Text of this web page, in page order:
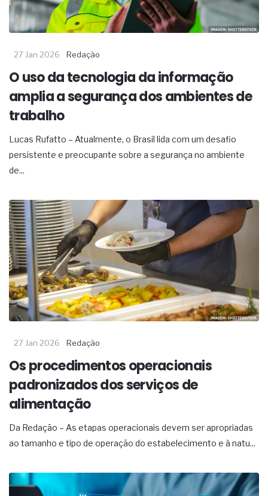
27 Jan 2026 Redação
O uso da tecnologia da informação
amplia a segurança dos ambientes de
trabalho
Lucas Rufatto – Atualmente, o Brasil lida com um desafio
persistente e preocupante sobre a segurança no ambiente
de...
27 Jan 2026 Redação
Os procedimentos operacionais
padronizados dos serviços de
alimentação
Da Redação – As etapas operacionais devem ser apropriadas
ao tamanho e tipo de operação do estabelecimento e à natu...